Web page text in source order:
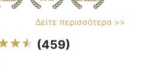
Δείτε περισσότερα >>
(459)